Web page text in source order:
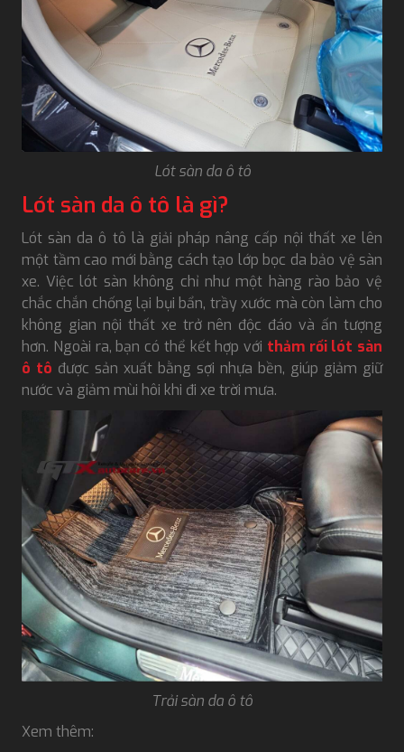
Lót sàn da ô tô
Lót sàn da ô tô là gì?
Lót sàn da ô tô là giải pháp nâng cấp nội thất xe lên
một tầm cao mới bằng cách tạo lớp bọc da bảo vệ sàn
xe. Việc lót sàn không chỉ như một hàng rào bảo vệ
chắc chắn chống lại bụi bẩn, trầy xước mà còn làm cho
không gian nội thất xe trở nên độc đáo và ấn tượng
hơn. Ngoài ra, bạn có thể kết hợp với thảm rối lót sàn
ô tô được sản xuất bằng sợi nhựa bền, giúp giảm giữ
nước và giảm mùi hôi khi đi xe trời mưa.
Trải sàn da ô tô
Xem thêm: